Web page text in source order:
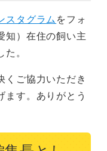
スタグラムをフォ
知）在住の飼い主
。
くご協力いただき
ます。ありがとう